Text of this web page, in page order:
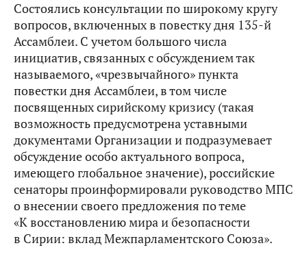
Состоялись консультации по широкому кругу
вопросов, включенных в повестку дня 135-й
Ассамблеи. С учетом большого числа
инициатив, связанных с обсуждением так
называемого, «чрезвычайного» пункта
повестки дня Ассамблеи, в том числе
посвященных сирийскому кризису (такая
возможность предусмотрена уставными
документами Организации и подразумевает
обсуждение особо актуального вопроса,
имеющего глобальное значение), российские
сенаторы проинформировали руководство МПС
о внесении своего предложения по теме
«К восстановлению мира и безопасности
в Сирии: вклад Межпарламентского Союза».